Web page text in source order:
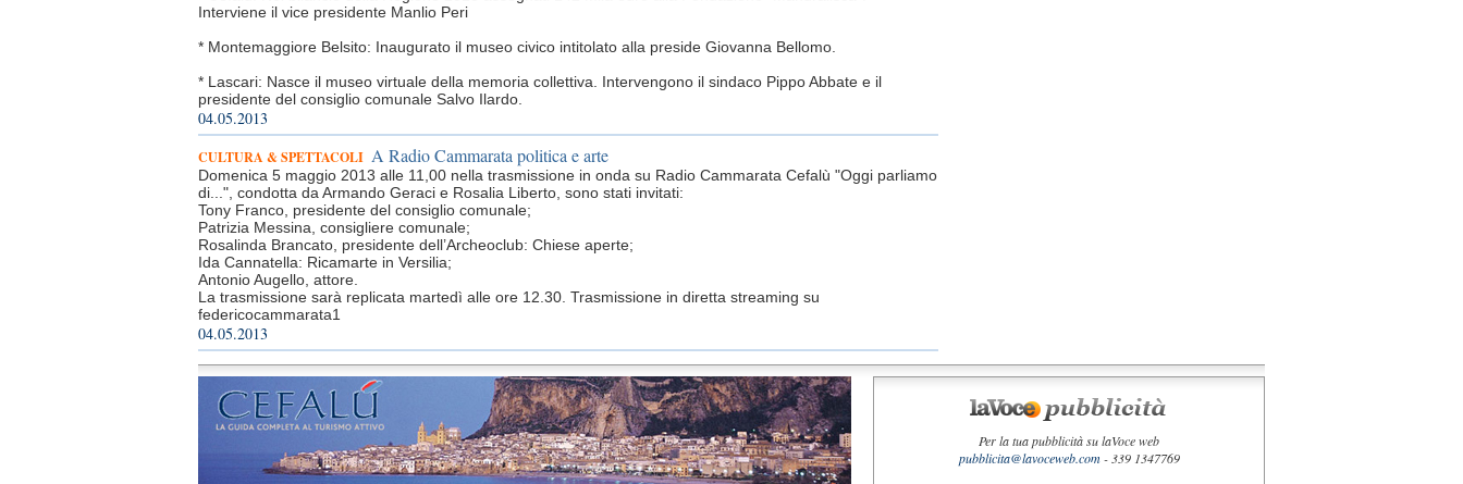
Interviene il vice presidente Manlio Peri
* Montemaggiore Belsito: Inaugurato il museo civico intitolato alla preside Giovanna Bellomo.
* Lascari: Nasce il museo virtuale della memoria collettiva. Intervengono il sindaco Pippo Abbate e il
presidente del consiglio comunale Salvo Ilardo.
04.05.2013
CULTURA & SPETTACOLI A Radio Cammarata politica e arte
Domenica 5 maggio 2013 alle 11,00 nella trasmissione in onda su Radio Cammarata Cefalù "Oggi parliamo
di...", condotta da Armando Geraci e Rosalia Liberto, sono stati invitati:
Tony Franco, presidente del consiglio comunale;
Patrizia Messina, consigliere comunale;
Rosalinda Brancato, presidente dell’Archeoclub: Chiese aperte;
Ida Cannatella: Ricamarte in Versilia;
Antonio Augello, attore.
La trasmissione sarà replicata martedì alle ore 12.30. Trasmissione in diretta streaming su
federicocammarata1
04.05.2013
Per la tua pubblicità su laVoce web
pubblicita@lavoceweb.com- 339 1347769